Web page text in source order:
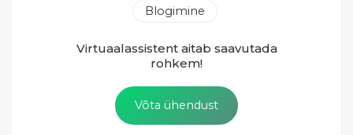
Blogimine
Virtuaalassistent aitab saavutada
rohkem!
Võta ühendust